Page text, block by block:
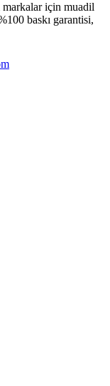
için muadil
baskı garantisi,